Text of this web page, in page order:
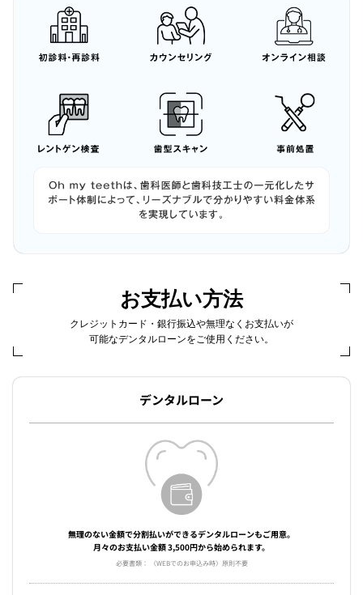
お支払い方法
クレジットカード・銀行振込や無理なくお支払いが
可能なデンタルローンをご使用ください。
デンタルローン
無理のない金額で分割払いができるデンタルローンもご用意。
月々のお支払い金額 3,500円から始められます。
必要書類： 〈WEBでのお申込み時〉原則不要